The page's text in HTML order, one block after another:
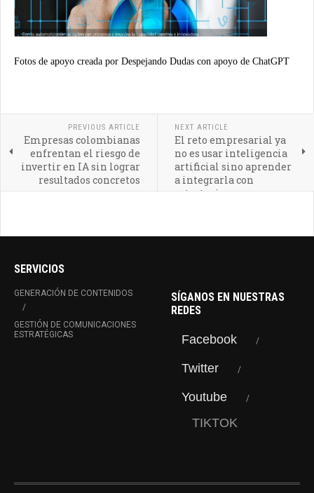
Fotos de apoyo creada por Despejando Dudas con apoyo de ChatGPT
PREVIOUS ARTICLE
Empresas colombianas
enfrentan el riesgo de
invertir en IA sin lograr
resultados concretos
NEXT ARTICLE
El reto empresarial ya
no es usar inteligencia
artificial sino aprender
a integrarla con
estrategia
SERVICIOS
GENERACIÓN DE CONTENIDOS
GESTIÓN DE COMUNICACIONES
ESTRATÉGICAS
SÍGANOS EN NUESTRAS
REDES
Facebook
Twitter
Youtube
TIKTOK